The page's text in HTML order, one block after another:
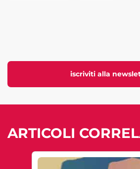
iscriviti alla
ARTICOLI